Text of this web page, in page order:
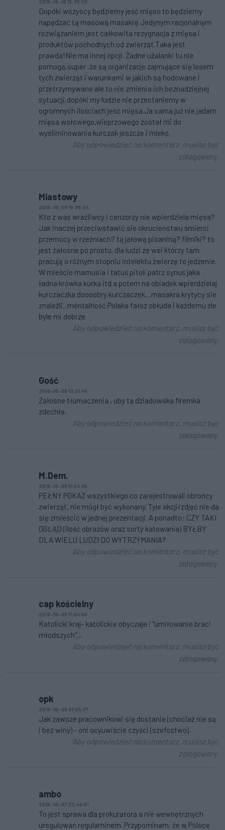
2016-10-10 15:36:50
Dopóki wszyscy będziemy jeść mięso to będziemy
napędzać tą masową masakrę.Jedynym racjonalnym
rozwiązaniem jest całkowita rezygnacja z mięsa i
produktów pochodnych od zwierząt.Taka jest
prawda!Nie ma innej opcji. Żadne użalanki tu nie
pomogą,super ,że są organizacje zajmujące się losem
tych zwierząt i warunkami w jakich są hodowane i
przetrzymywane ale to nie zmienia ich beznadziejnej
sytuacji,dopóki my ludzie nie przestaniemy w
ogromnych ilościach jeść mięsa.Ja sama już nie jadam
mięsa wołowego,wieprzowego został mi do
wyeliminowania kurczak jeszcze i mleko.
Aby odpowiedzieć na komentarz, musisz być
zalogowany.
Miastowy
2016-10-09 18:36:24
Kto z was wrażliwcy i cenzorzy nie wpierdziela mięsa?
Jak inaczej przeciwstawić sie okrucieństwu śmierci
przemocy w rzeźniach? tą jałową pisaniną? filmiki? to
jest żałosne po prostu. dla ludzi ze wsi którzy tam
pracują o różnym stopniu intelektu zwierzę to jedzenie.
W mieście mamusia i tatuś pitoli patrz synuś jaka
ładna krówka kurka itd a potem na obiadek wpierdzielaj
kurczaczka doooobry kurczaczek....masakra krytycy sie
znaleźli...mentalność Polaka fałsz obłuda i każdemu źle
byle mi dobrze
Aby odpowiedzieć na komentarz, musisz być
zalogowany.
Gość
2016-10-08 13:31:46
Żałosne tłumaczenia , oby ta dziadowska firemka
zdechła .
Aby odpowiedzieć na komentarz, musisz być
zalogowany.
M.Dem.
2016-10-08 11:54:05
PEŁNY POKAZ wszystkiego co zarejestrowali obrońcy
zwierząt, nie mógł być wykonany. Tyle akcji/zdjęć nie da
się zmieścić w jednej prezentacji. A ponadto: CZY TAKI
OGLĄD (ilość obrazów oraz sorty katowania) BYŁBY
DLA WIELU LUDZI DO WYTRZYMANIA?
Aby odpowiedzieć na komentarz, musisz być
zalogowany.
cap kościelny
2016-10-08 11:04:58
Katolicki kraj- katolickie obyczaje i "umiłowanie braci
młodszych"...
Aby odpowiedzieć na komentarz, musisz być
zalogowany.
opk
2016-10-08 07:55:37
Jak zawsze pracownikowi się dostanie (chociaż nie są
i bez winy) - oni ocyuwiście czyści (szefostwo).
Aby odpowiedzieć na komentarz, musisz być
zalogowany.
ambo
2016-10-07 22:48:51
To jest sprawa dla prokuratora a nie wewnętrznych
uregulowań regulaminem. Przypominam, że w Polsce